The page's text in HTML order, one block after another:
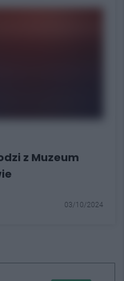
z Muzeum
03/10/2024